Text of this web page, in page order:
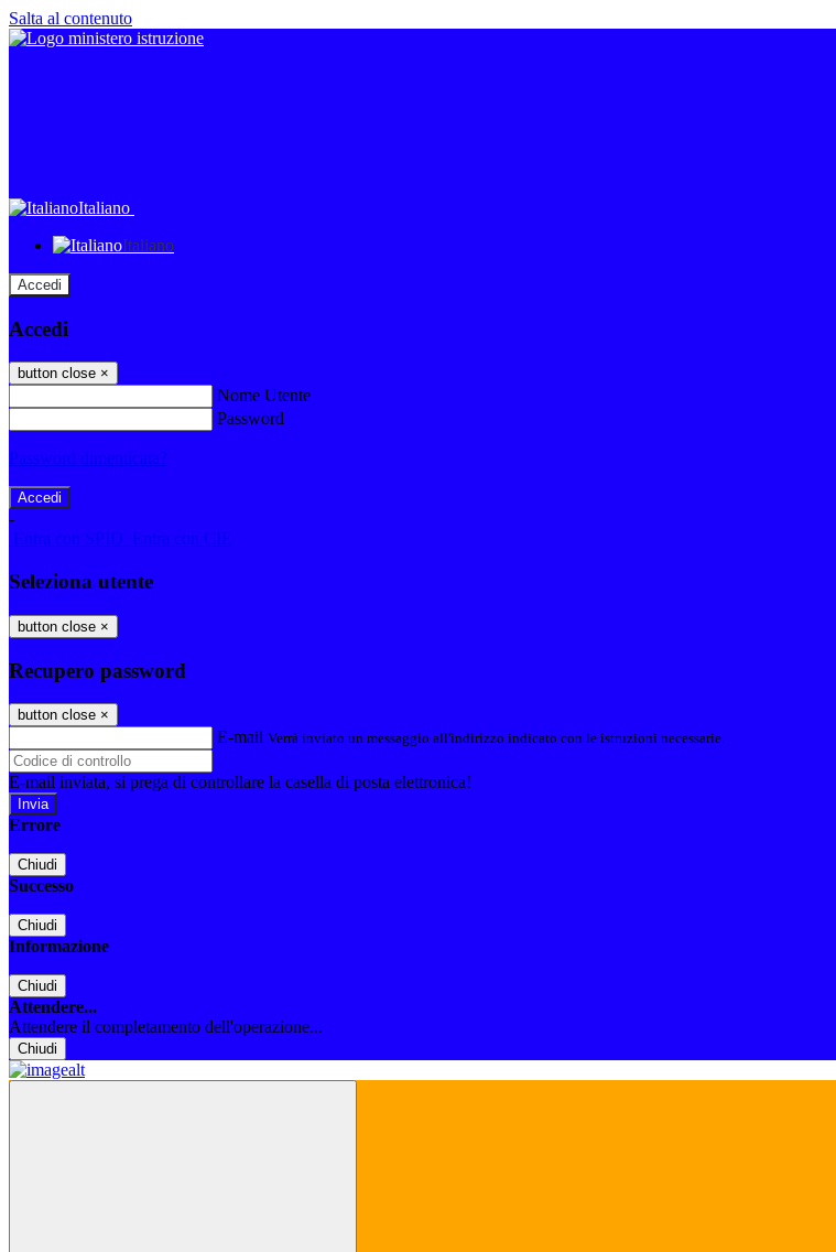
Salta al contenuto
Italiano
Italiano
Accedi
Accedi
button close ×
Nome Utente
Password
Password dimenticata?
-
Entra con SPID
Entra con CIE
Seleziona utente
button close ×
Recupero password
button close ×
E-mail Verrà inviato un messaggio all'indirizzo indicato con le istruzioni necessarie.
E-mail inviata, si prega di controllare la casella di posta elettronica!
Errore
Chiudi
Successo
Chiudi
Informazione
Chiudi
Attendere...
Attendere il completamento dell'operazione...
Chiudi